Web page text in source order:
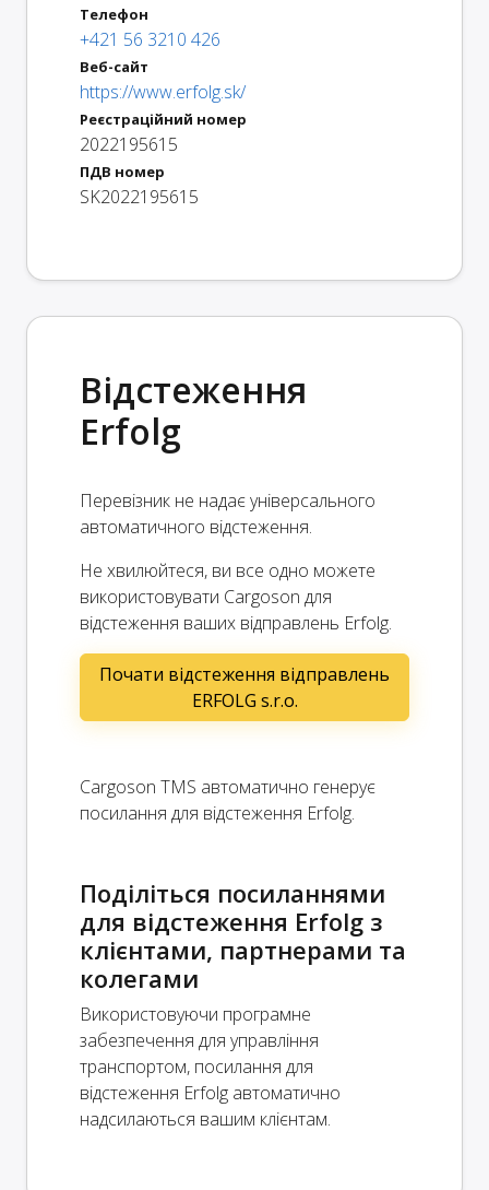
Телефон
+421 56 3210 426
Веб-сайт
https://www.erfolg.sk/
Реєстраційний номер
2022195615
ПДВ номер
SK2022195615
Відстеження
Erfolg
Перевізник не надає універсального
автоматичного відстеження.
Не хвилюйтеся, ви все одно можете
використовувати Cargoson для
відстеження ваших відправлень Erfolg.
Почати відстеження відправлень
ERFOLG s.r.o.
Cargoson TMS автоматично генерує
посилання для відстеження Erfolg.
Поділіться посиланнями
для відстеження Erfolg з
клієнтами, партнерами та
колегами
Використовуючи програмне
забезпечення для управління
транспортом, посилання для
відстеження Erfolg автоматично
надсилаються вашим клієнтам.